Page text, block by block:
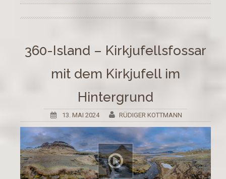
360-Island – Kirkjufellsfossar
mit dem Kirkjufell im
Hintergrund
13. MAI 2024 RÜDIGER KOTTMANN